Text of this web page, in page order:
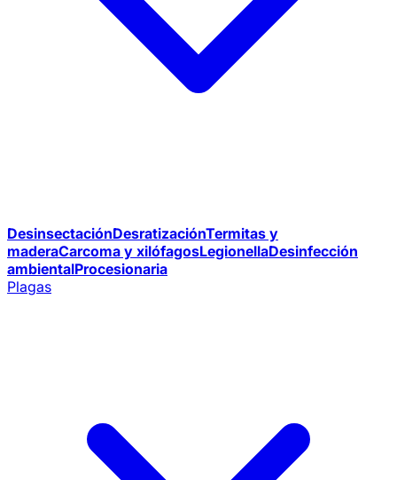
DesinsectaciónDesratizaciónTermitas y
maderaCarcoma y xilófagosLegionellaDesinfección
ambientalProcesionaria
Plagas